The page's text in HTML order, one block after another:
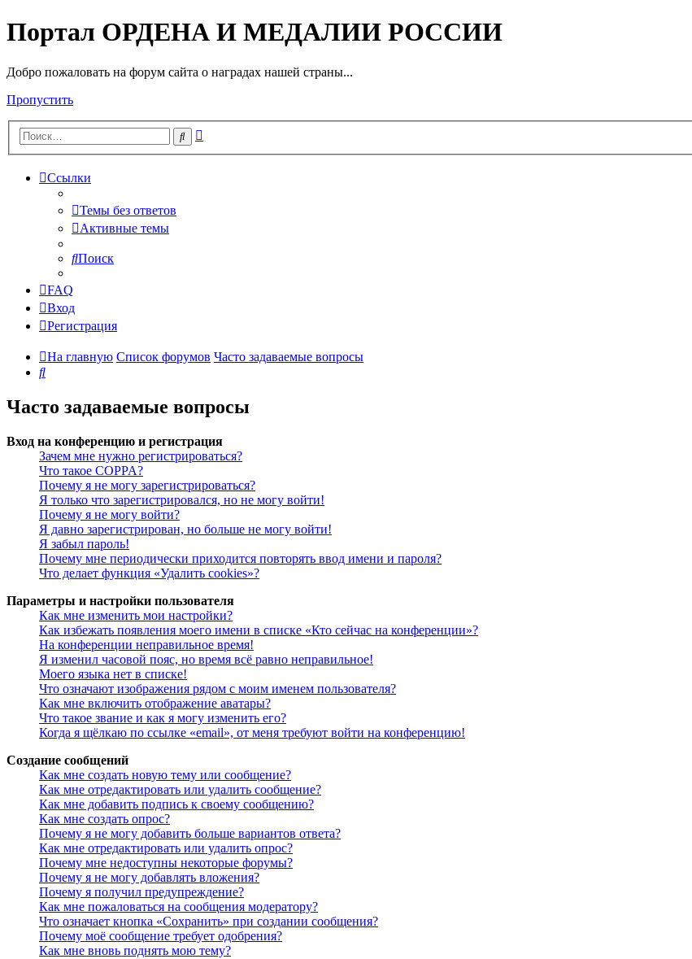
Портал ОРДЕНА И МЕДАЛИИ РОССИИ
Добро пожаловать на форум сайта о наградах нашей страны...
Пропустить
Поиск
Ссылки
Темы без ответов
Активные темы
Поиск
FAQ
Вход
Регистрация
На главную Список форумов Часто задаваемые вопросы
Поиск
Часто задаваемые вопросы
Вход на конференцию и регистрация
Зачем мне нужно регистрироваться?
Что такое COPPA?
Почему я не могу зарегистрироваться?
Я только что зарегистрировался, но не могу войти!
Почему я не могу войти?
Я давно зарегистрирован, но больше не могу войти!
Я забыл пароль!
Почему мне периодически приходится повторять ввод имени и пароля?
Что делает функция «Удалить cookies»?
Параметры и настройки пользователя
Как мне изменить мои настройки?
Как избежать появления моего имени в списке «Кто сейчас на конференции»?
На конференции неправильное время!
Я изменил часовой пояс, но время всё равно неправильное!
Моего языка нет в списке!
Что означают изображения рядом с моим именем пользователя?
Как мне включить отображение аватары?
Что такое звание и как я могу изменить его?
Когда я щёлкаю по ссылке «email», от меня требуют войти на конференцию!
Создание сообщений
Как мне создать новую тему или сообщение?
Как мне отредактировать или удалить сообщение?
Как мне добавить подпись к своему сообщению?
Как мне создать опрос?
Почему я не могу добавить больше вариантов ответа?
Как мне отредактировать или удалить опрос?
Почему мне недоступны некоторые форумы?
Почему я не могу добавлять вложения?
Почему я получил предупреждение?
Как мне пожаловаться на сообщения модератору?
Что означает кнопка «Сохранить» при создании сообщения?
Почему моё сообщение требует одобрения?
Как мне вновь поднять мою тему?